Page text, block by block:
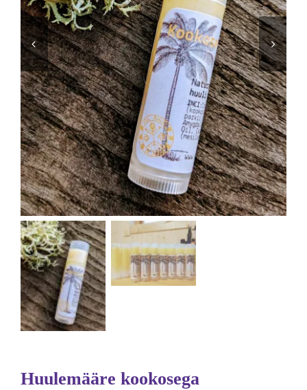
Huulemääre kookosega